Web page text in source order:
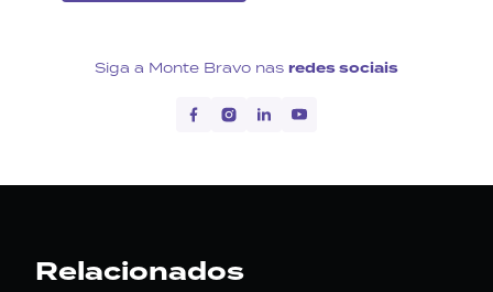
Siga a Monte Bravo nas redes sociais
Relacionados